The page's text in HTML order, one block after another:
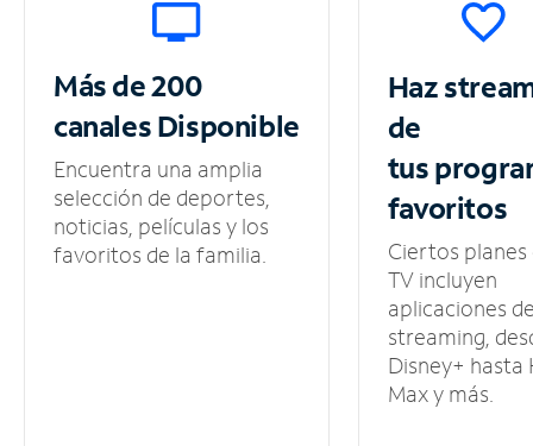
Más de 200
canalesDisponible
Encuentra una amplia
selección de deportes,
noticias, películas y los
favoritos de la familia.
Haz
de
tus
favoritos
Ciertos planes
TV incluyen
aplicaciones
streaming,
Disney+ hasta
Max y más.